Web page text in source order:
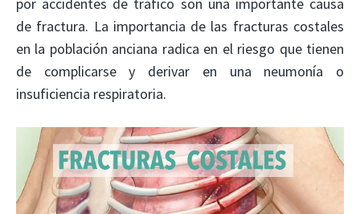
de fractura. La importancia de las fracturas costales
en la población anciana radica en el riesgo que tienen
de complicarse y derivar en una neumonía o
insuficiencia respiratoria.